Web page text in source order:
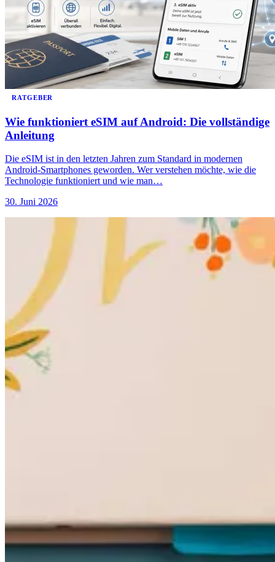
RATGEBER
Wie funktioniert eSIM auf Android: Die vollständige
Anleitung
Die eSIM ist in den letzten Jahren zum Standard in modernen
Android-Smartphones geworden. Wer verstehen möchte, wie die
Technologie funktioniert und wie man…
30. Juni 2026